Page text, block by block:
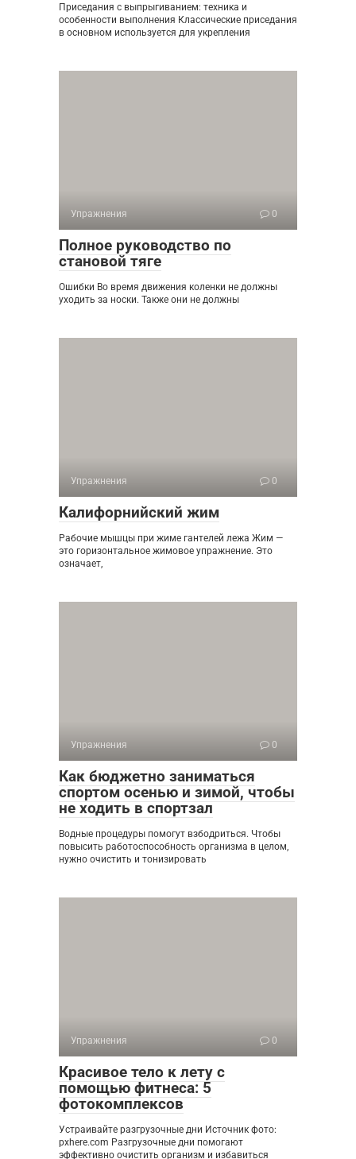
Приседания с выпрыгиванием: техника и
особенности выполнения Классические приседания
в основном используется для укрепления
Упражнения 0
Полное руководство по
становой тяге
Ошибки Во время движения коленки не должны
уходить за носки. Также они не должны
Упражнения 0
Калифорнийский жим
Рабочие мышцы при жиме гантелей лежа Жим —
это горизонтальное жимовое упражнение. Это
означает,
Упражнения 0
Как бюджетно заниматься
спортом осенью и зимой, чтобы
не ходить в спортзал
Водные процедуры помогут взбодриться. Чтобы
повысить работоспособность организма в целом,
нужно очистить и тонизировать
Упражнения 0
Красивое тело к лету с
помощью фитнеса: 5
фотокомплексов
Устраивайте разгрузочные дни Источник фото:
pxhere.com Разгрузочные дни помогают
эффективно очистить организм и избавиться